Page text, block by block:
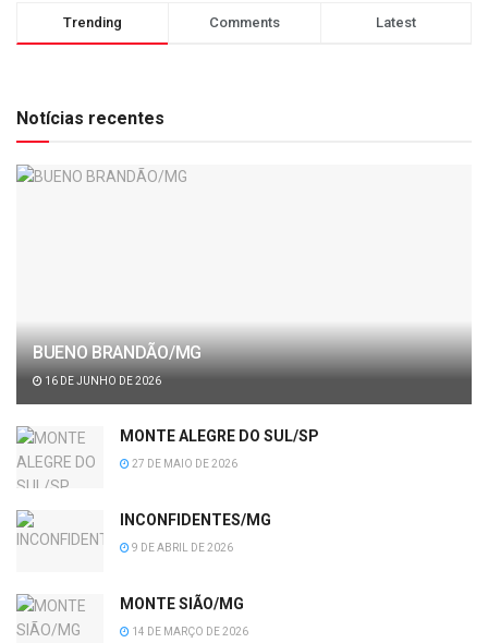
Trending Comments Latest
Notícias recentes
BUENO BRANDÃO/MG
16 DE JUNHO DE 2026
MONTE ALEGRE DO SUL/SP
27 DE MAIO DE 2026
INCONFIDENTES/MG
9 DE ABRIL DE 2026
MONTE SIÃO/MG
14 DE MARÇO DE 2026